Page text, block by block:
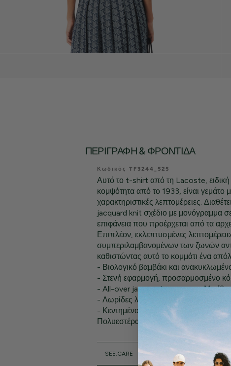
ΠΕΡΙΓΡΑΦΉ & ΦΡΟΝΤΊΔΑ
Κωδικός TF3244_525
Αυτό το t-shirt από τη Lacoste, ειδική
κομψότητα από το 1933, είναι γεμάτο
χαρακτηριστικές λεπτομέρειες.
jacquard knit σχέδιο με μονόγραμμα
επιφάνεια που προέρχεται από τα
Επιπλέον, εκλεπτυσμένες
συμπεριλαμβανομένων των ζωνών
καθιστώντας αυτό το κομμάτι ένα
- Βιολογικό βαμβάκι και
- Στενή εφαρμογή, προσαρμοσμένο
- All-over jacquard monogram Μοτίβο
- Λωρίδες λογότυπου στους ώμους και
- Κεντημένος κροκόδειλος στο στήθος
Πολυεστέρας (58%), βαμβάκι (38%),
SEE.CARE